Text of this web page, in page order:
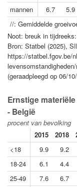
mannen
6.7 5.9
//: Gemiddelde
Noot: breuk in
Bron: Statbel (2025),
https://statbel.fgov.be/
(geraadpleegd op 06/
Ernstige
- België
procent van bevolking
2015
2018
<18
9.9 9.2
18-24
6.1 4.4
25-49
7.6 6.7